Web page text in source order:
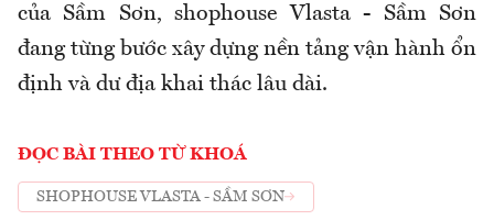
của Sầm Sơn, shophouse Vlasta - Sầm Sơn
đang từng bước xây dựng nền tảng vận hành ổn
định và dư địa khai thác lâu dài.
ĐỌC BÀI THEO TỪ KHOÁ
SHOPHOUSE VLASTA - SẦM SƠN